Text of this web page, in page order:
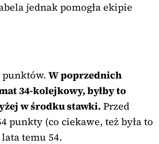
jednak pomogła ekipie
punktów. W poprzednich
34-kolejkowy, byłby to
w środku stawki. Przed
punkty (co ciekawe, też była to
temu 54.